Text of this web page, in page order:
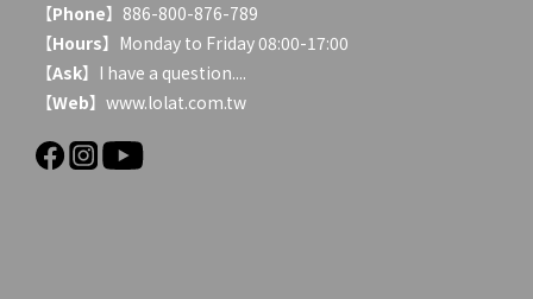
【Phone】886-800-876-789
【Hours】Monday to Friday 08:00-17:00
【Ask】 I have a question....
【Web】www.lolat.com.tw